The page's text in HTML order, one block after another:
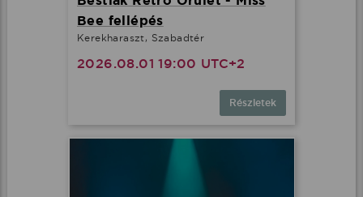
Bee fellépés
Kerekharaszt, Szabadtér
2026.08.01 19:00 UTC+2
Részletek